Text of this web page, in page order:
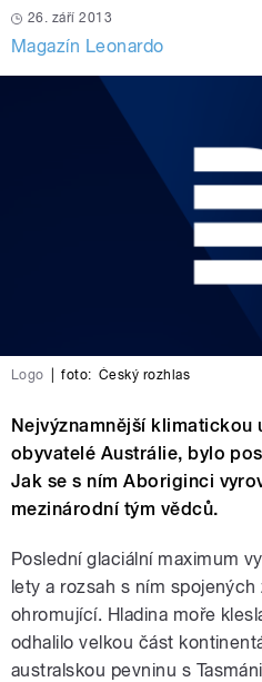
26. září 2013
Magazín Leonardo
Logo foto: Český rozhlas
Nejvýznamnější
obyvatelé Austrálie, bylo
Jak se s ním Aboriginci
mezinárodní tým vědců.
Poslední glaciální maximum
lety a rozsah s ním
ohromující. Hladina moře
odhalilo velkou část
australskou pevninu s